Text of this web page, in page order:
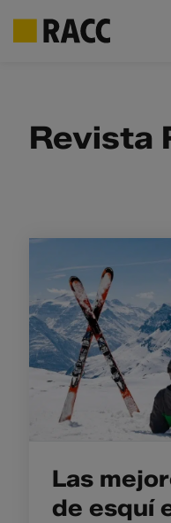
Revista
Las
de esquí